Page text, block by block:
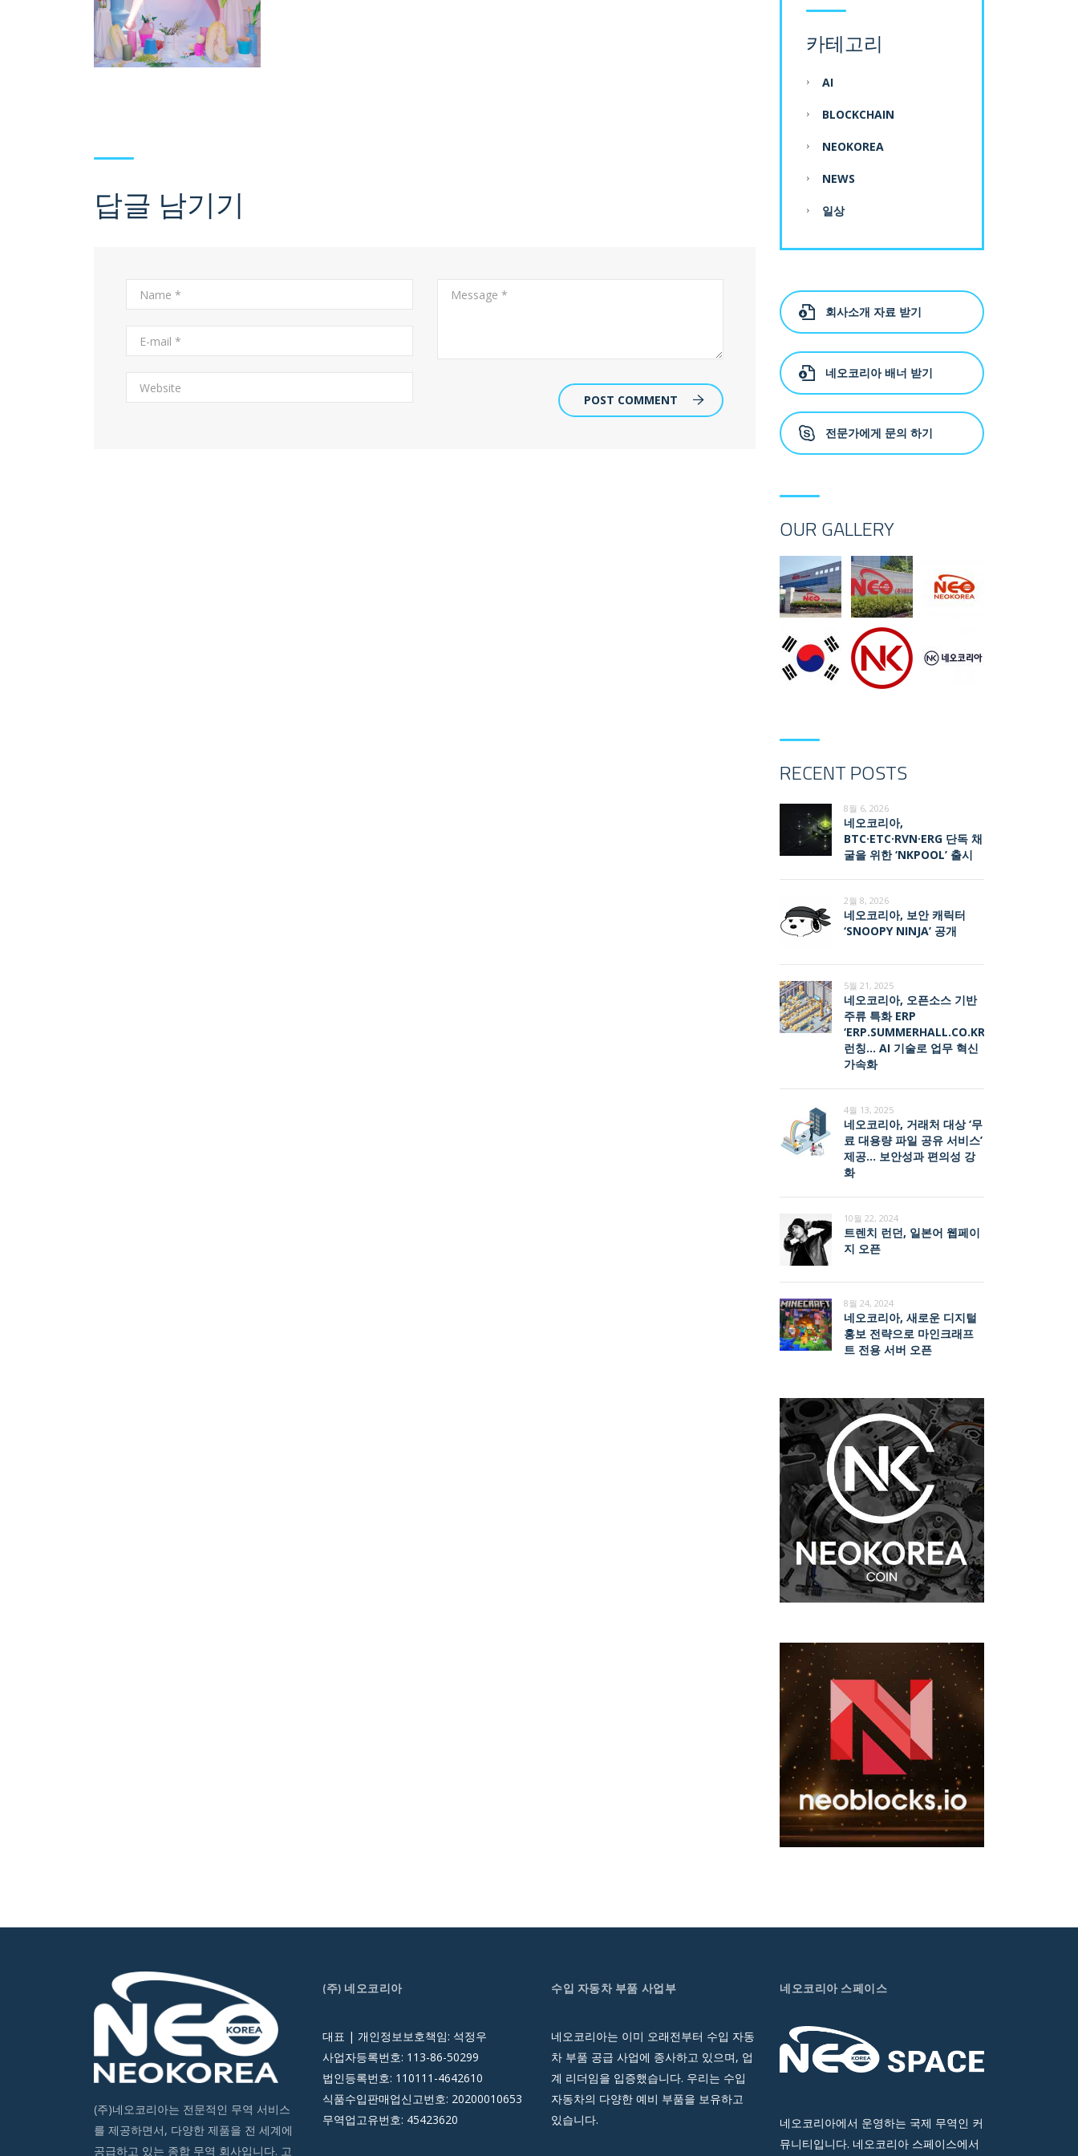
답글 남기기
POST COMMENT
카테고리
AI
BLOCKCHAIN
NEOKOREA
NEWS
일상
회사소개 자료 받기
네오코리아 배너 받기
전문가에게 문의 하기
OUR GALLERY
RECENT POSTS
8월 6, 2026
네오코리아,
BTC·ETC·RVN·ERG 단독 채
굴을 위한 ‘NKPOOL’ 출시
2월 8, 2026
네오코리아, 보안 캐릭터
‘SNOOPY NINJA’ 공개
5월 21, 2025
네오코리아, 오픈소스 기반
주류 특화 ERP
‘ERP.SUMMERHALL.CO.KR’
런칭… AI 기술로 업무 혁신
가속화
4월 13, 2025
네오코리아, 거래처 대상 ‘무
료 대용량 파일 공유 서비스’
제공… 보안성과 편의성 강
화
10월 22, 2024
트렌치 런던, 일본어 웹페이
지 오픈
8월 24, 2024
네오코리아, 새로운 디지털
홍보 전략으로 마인크래프
트 전용 서버 오픈
(주)네오코리아는 전문적인 무역 서비스
를 제공하면서, 다양한 제품을 전 세계에
공급하고 있는 종합 무역 회사입니다. 고
(주) 네오코리아
대표 | 개인정보보호책임: 석정우
사업자등록번호: 113-86-50299
법인등록번호: 110111-4642610
식품수입판매업신고번호: 20200010653
무역업고유번호: 45423620
수입 자동차 부품 사업부
네오코리아는 이미 오래전부터 수입 자동
차 부품 공급 사업에 종사하고 있으며, 업
계 리더임을 입증했습니다. 우리는 수입
자동차의 다양한 예비 부품을 보유하고
있습니다.
네오코리아 스페이스
네오코리아에서 운영하는 국제 무역인 커
뮤니티입니다. 네오코리아 스페이스에서